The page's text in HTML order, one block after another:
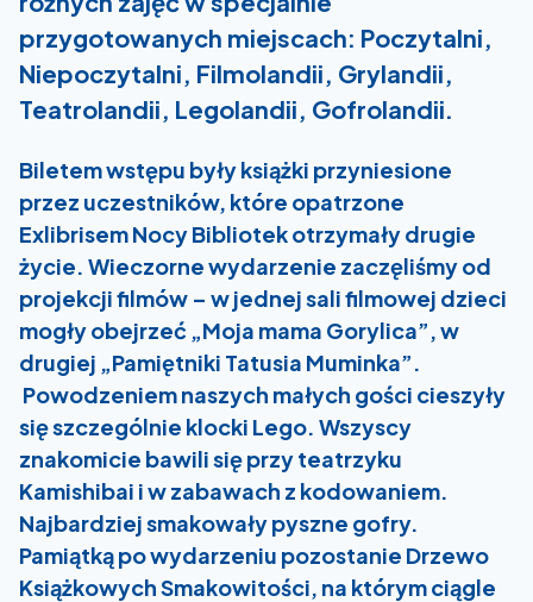
przygotowanych miejscach: Poczytalni,
Niepoczytalni, Filmolandii, Grylandii,
Teatrolandii, Legolandii, Gofrolandii.
Biletem wstępu były książki przyniesione
przez uczestników, które opatrzone
Exlibrisem Nocy Bibliotek otrzymały drugie
życie. Wieczorne wydarzenie zaczęliśmy od
projekcji filmów – w jednej sali filmowej dzieci
mogły obejrzeć „Moja mama Gorylica”, w
drugiej „Pamiętniki Tatusia Muminka”.
Powodzeniem naszych małych gości cieszyły
się szczególnie klocki Lego. Wszyscy
znakomicie bawili się przy teatrzyku
Kamishibai i w zabawach z kodowaniem.
Najbardziej smakowały pyszne gofry.
Pamiątką po wydarzeniu pozostanie Drzewo
Książkowych Smakowitości, na którym ciągle